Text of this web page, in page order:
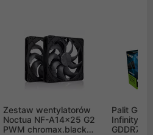
Zestaw wentylatorów
Noctua NF-A14x25 G2
PWM chromax.black
Palit
Infinity 3
GDDR7